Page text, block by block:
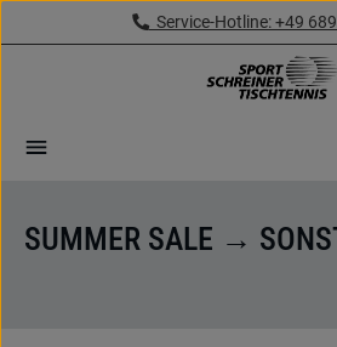
Zum Hauptinhalt springenService-Hotline: +49
SUMMER SALE →